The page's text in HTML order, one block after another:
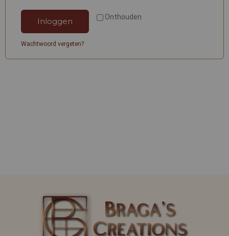
Onthouden
Inloggen
Wachtwoord vergeten?